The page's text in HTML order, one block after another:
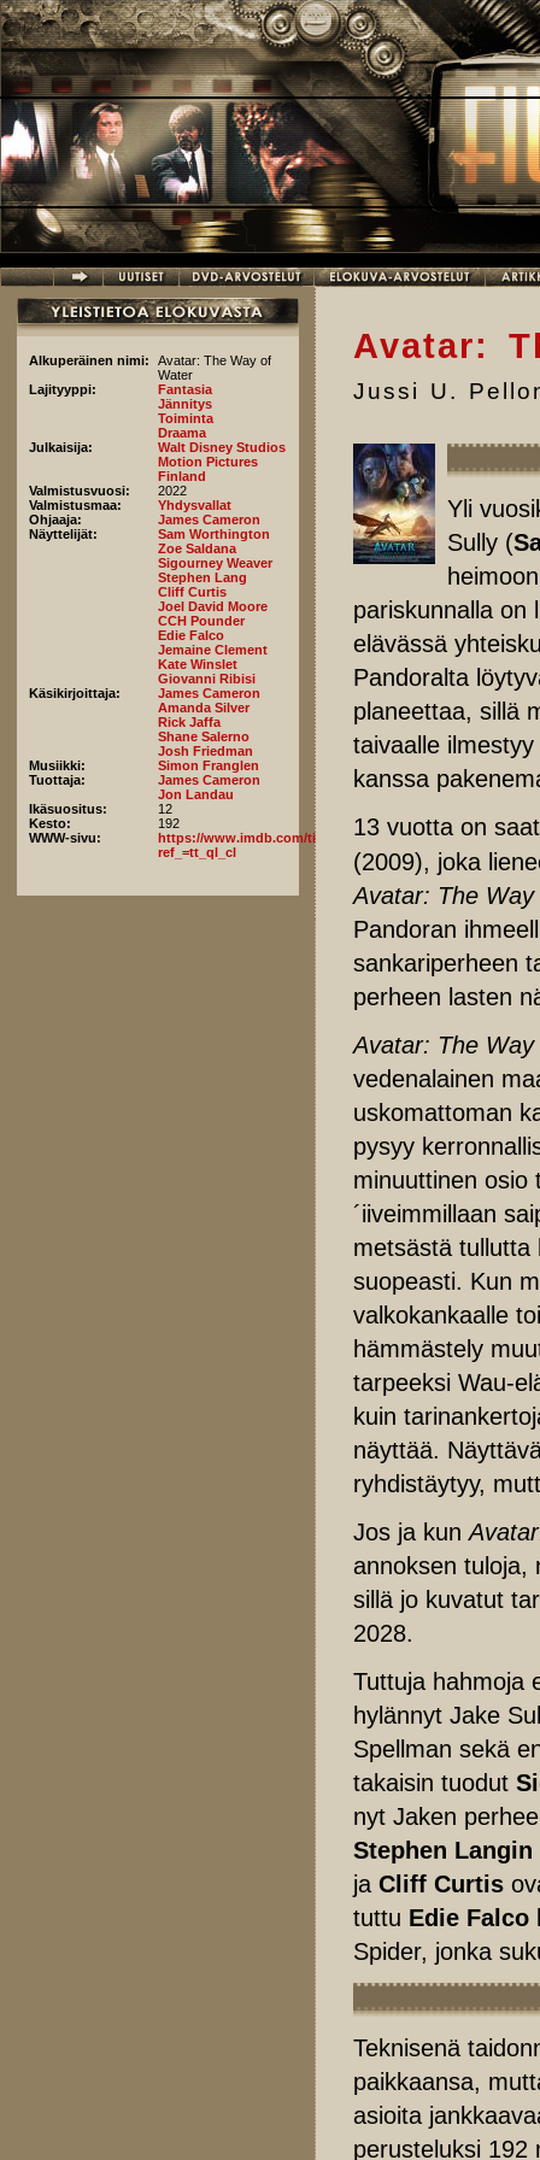
Hyppää pääsisältöön
Alkuperäinen nimi:
Avatar: The Way of
Water
Lajityyppi:
Fantasia
Jännitys
Toiminta
Draama
Julkaisija:
Walt Disney Studios
Motion Pictures
Finland
Valmistusvuosi:
2022
Valmistusmaa:
Yhdysvallat
Ohjaaja:
James Cameron
Näyttelijät:
Sam Worthington
Zoe Saldana
Sigourney Weaver
Stephen Lang
Cliff Curtis
Joel David Moore
CCH Pounder
Edie Falco
Jemaine Clement
Kate Winslet
Giovanni Ribisi
Käsikirjoittaja:
James Cameron
Amanda Silver
Rick Jaffa
Shane Salerno
Josh Friedman
Musiikki:
Simon Franglen
Tuottaja:
James Cameron
Jon Landau
Ikäsuositus:
12
Kesto:
192
WWW-sivu:
https://www.imdb.com/title/tt1630029/fullcredits/?
ref_=tt_ql_cl
Avatar:
Jussi U.
Yli
Sully (
pariskunnalla on
elävässä
Pandoralta
planeettaa, sillä
taivaalle
kanssa
13 vuotta on
(2009), joka
Avatar: The
Pandoran
sankariperheen
perheen lasten
Avatar: The
vedenalainen
uskomattoman
pysyy
minuuttinen osio
´iiveimmillaan
metsästä tullutta
suopeasti. Kun
valkokankaalle
hämmästely
tarpeeksi Wau-
kuin
näyttää.
ryhdistäytyy,
Jos ja kun
annoksen tuloja,
sillä jo kuvatut
2028.
Tuttuja hahmoja
hylännyt Jake
Spellman sekä
takaisin tuodut
nyt Jaken
Stephen Langin
ja Cliff Curtis
tuttu Edie Falco
Spider, jonka
Teknisenä
paikkaansa,
asioita
perusteluksi 192